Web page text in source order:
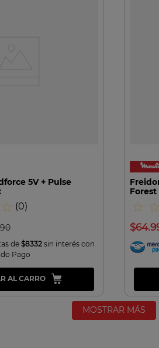
5V + Pulse
☆ (0)
de$8332 sin interés con
Pago
AL CARRO
☆ ☆
$64.
MOSTRAR MÁS